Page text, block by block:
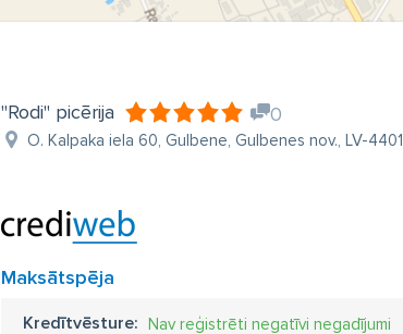
"Rodi" picērija 0
O. Kalpaka iela 60, Gulbene, Gulbenes nov., LV-4401
Maksātspēja
Kredītvēsture: Nav reģistrēti negatīvi negadījumi